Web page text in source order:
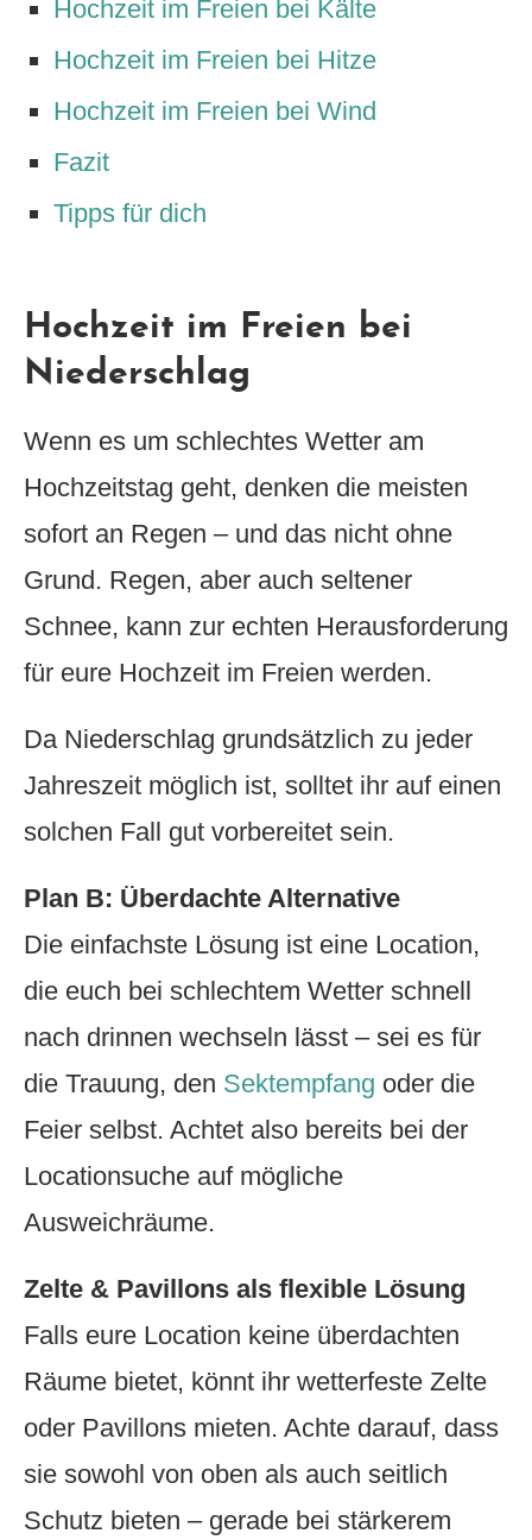
Hochzeit im Freien bei Kälte
Hochzeit im Freien bei Hitze
Hochzeit im Freien bei Wind
Fazit
Tipps für dich
Hochzeit im Freien bei
Niederschlag
Wenn es um schlechtes Wetter am
Hochzeitstag geht, denken die meisten
sofort an Regen – und das nicht ohne
Grund. Regen, aber auch seltener
Schnee, kann zur echten Herausforderung
für eure Hochzeit im Freien werden.
Da Niederschlag grundsätzlich zu jeder
Jahreszeit möglich ist, solltet ihr auf einen
solchen Fall gut vorbereitet sein.
Plan B: Überdachte Alternative
Die einfachste Lösung ist eine Location,
die euch bei schlechtem Wetter schnell
nach drinnen wechseln lässt – sei es für
die Trauung, den Sektempfang oder die
Feier selbst. Achtet also bereits bei der
Locationsuche auf mögliche
Ausweichräume.
Zelte & Pavillons als flexible Lösung
Falls eure Location keine überdachten
Räume bietet, könnt ihr wetterfeste Zelte
oder Pavillons mieten. Achte darauf, dass
sie sowohl von oben als auch seitlich
Schutz bieten – gerade bei stärkerem